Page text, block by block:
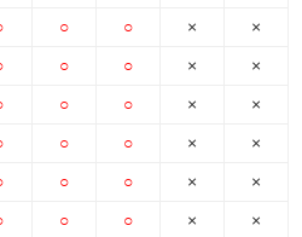
○
○
○
○
○
○
○
○
○
○
○
○
×
×
×
×
×
×
×
×
×
×
×
×